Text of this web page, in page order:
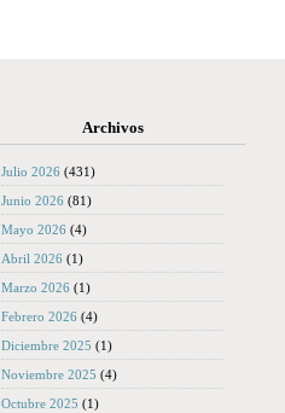
Archivos
Julio 2026 (431)
Junio 2026 (81)
Mayo 2026 (4)
Abril 2026 (1)
Marzo 2026 (1)
Febrero 2026 (4)
Diciembre 2025 (1)
Noviembre 2025 (4)
Octubre 2025 (1)